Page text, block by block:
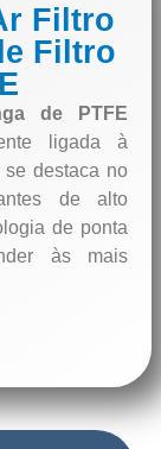
Filtro
Filtro
de PTFE
ligada à
se destaca no
de alto
de ponta
às mais